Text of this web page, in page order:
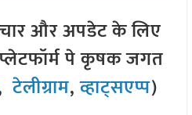
और अपडेट के लिए
पे कृषक जगत
टेलीग्राम,व्हाट्सएप्प)